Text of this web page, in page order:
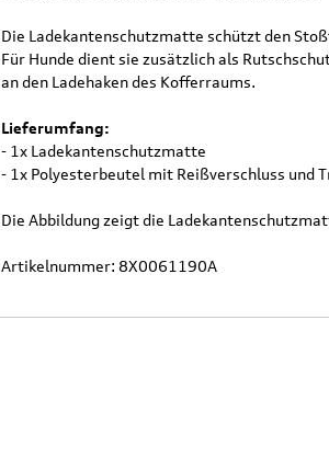
Die Ladekantenschutzmatte schützt den
Für Hunde dient sie zusätzlich als
an den Ladehaken des Kofferraums.
Lieferumfang:
- 1x Ladekantenschutzmatte
- 1x Polyesterbeutel mit Reißverschluss und
Die Abbildung zeigt die
Artikelnummer: 8X0061190A